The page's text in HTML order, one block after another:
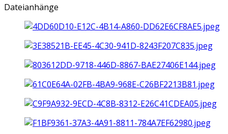
Dateianhänge